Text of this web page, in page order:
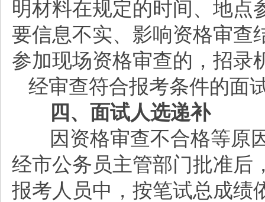
明材料在规定的时间、地点
要信息不实、影响资格审查
参加现场资格审查的，招录
经审查符合报考条件的面
四、面试人选递补
因资格审查不合格等原
经市公务员主管部门批准后
报考人员中，按笔试总成绩